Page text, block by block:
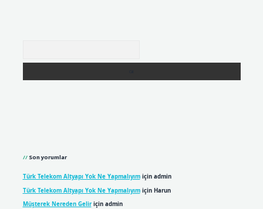
Son yorumlar
Türk Telekom Altyapı Yok Ne Yapmalıyımiçin admin
Türk Telekom Altyapı Yok Ne Yapmalıyımiçin Harun
Müşterek Nereden Geliriçin admin